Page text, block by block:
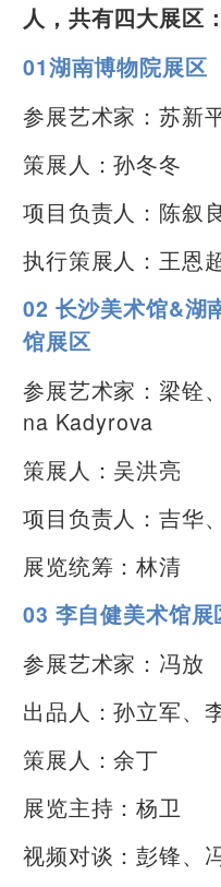
人，共有四大展区：
01湖南博物院展区
参展艺术家：苏新
策展人：孙冬冬
项目负责人：陈叙
执行策展人：王恩
02 长沙美术馆&湖
馆展区
参展艺术家：梁铨
na Kadyrova
策展人：吴洪亮
项目负责人：吉华
展览统筹：林清
03 李自健美术馆展
参展艺术家：冯放
出品人：孙立军、
策展人：余丁
展览主持：杨卫
视频对谈：彭锋、